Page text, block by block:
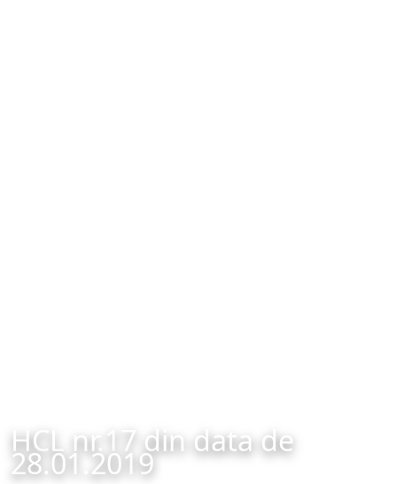
HCL nr.17 din data de
28.01.2019